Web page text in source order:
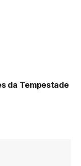
da Tempestade